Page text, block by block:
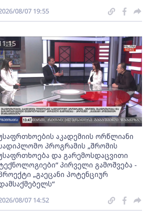
08/07 19:55
აკადემიის ორწლიანი
პროგრამის „შრომის
და გარემოსდაცვითი
პირველი გამოშვება -
„გაეცანი პოტენციურ
08/07 14:52